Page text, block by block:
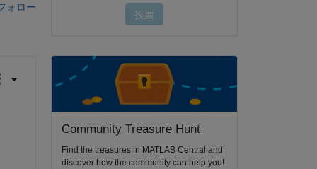
ォロー
Community Treasure Hunt
Find the treasures in MATLAB Central and
discover how the community can help you!